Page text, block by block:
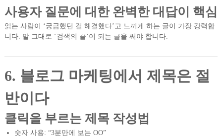
사용자 질문에 대한 완벽한 대답이 핵심
읽는 사람이 ‘궁금했던 걸 해결했다’고 느끼게 하는 글이 가장 강력합
니다. 말 그대로 ‘검색의 끝’이 되는 글을 써야 합니다.
6. 블로그 마케팅에서 제목은 절
반이다
클릭을 부르는 제목 작성법
숫자 사용: “3분만에 보는 OO”